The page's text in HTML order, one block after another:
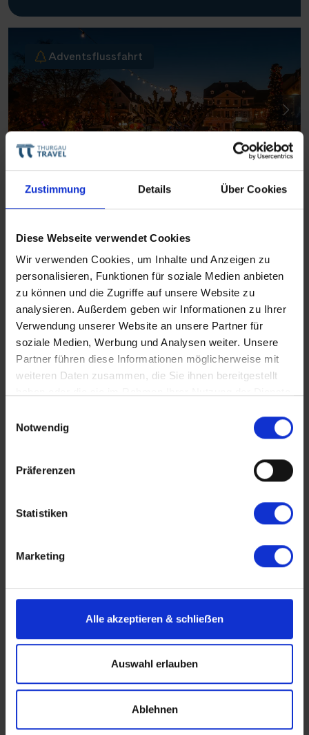
Zustimmung Details Über Cookies
Diese Webseite verwendet Cookies
Wir verwenden Cookies, um Inhalte und Anzeigen zu
personalisieren, Funktionen für soziale Medien anbieten
zu können und die Zugriffe auf unsere Website zu
analysieren. Außerdem geben wir Informationen zu Ihrer
Verwendung unserer Website an unsere Partner für
soziale Medien, Werbung und Analysen weiter. Unsere
Partner führen diese Informationen möglicherweise mit
weiteren Daten zusammen, die Sie ihnen bereitgestellt
Notwendig
Präferenzen
Statistiken
Marketing
Alle akzeptieren & schlieẞen
Auswahl erlauben
Ablehnen
Adventsflussfahrt
Adventsfahrt auf dem Rhein
BASEL-KÖLN-RÜDESHEIM-BASEL
November - Dezember 2026
Nächste Reisedaten
6. Dezember 2026
11. Dezember 2026
13. Dezember 2026
18. Dezember 2026
6 Tageab 690 € Buchen
Antonio Bellucci
Adventsreise nach Strasbourg
BASEL–STRASBOURG–BASEL